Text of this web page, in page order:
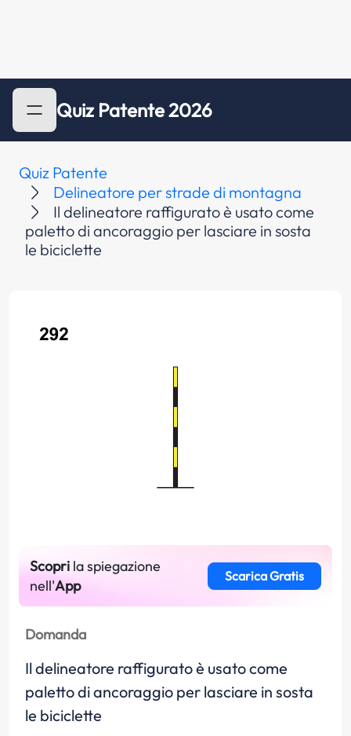
Quiz Patente 2026
Quiz Patente
Delineatore per strade di montagna
Il delineatore raffigurato è usato come
paletto di ancoraggio per lasciare in sosta
le biciclette
Scopri la spiegazione
nell'App
Scarica Gratis
Domanda
Il delineatore raffigurato è usato come
paletto di ancoraggio per lasciare in sosta
le biciclette